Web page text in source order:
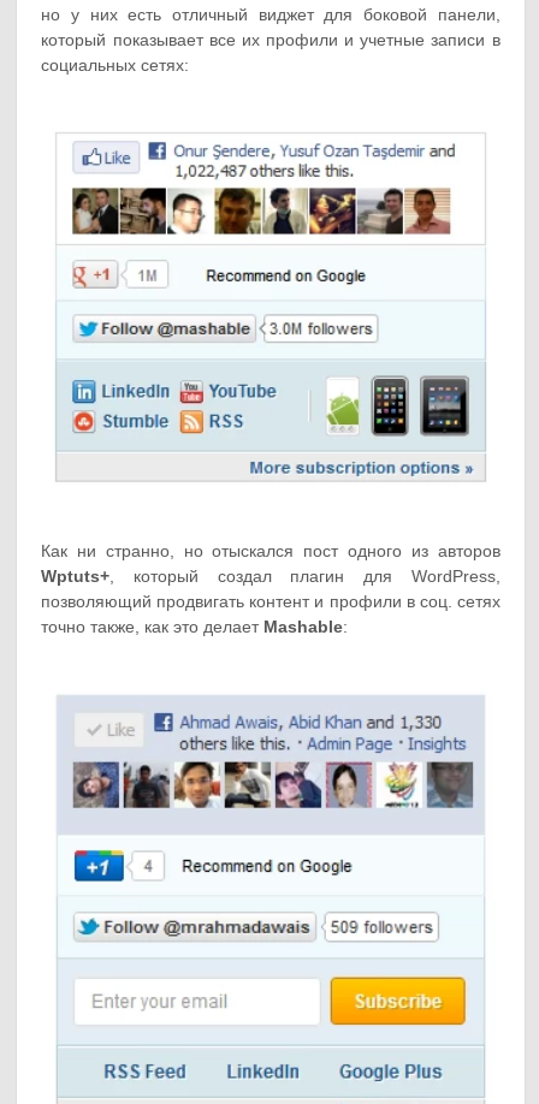
но у них есть отличный виджет для боковой панели,
который показывает все их профили и учетные записи в
социальных сетях:
Как ни странно, но отыскался пост одного из авторов
Wptuts+ , который создал плагин для WordPress,
позволяющий продвигать контент и профили в соц. сетях
точно также, как это делает Mashable: